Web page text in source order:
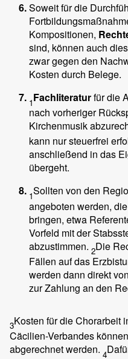
Soweit für die
Kompositionen,
sind, können auch
zwar gegen den
Kosten durch Belege.
1Fachliteraturfür die
nach vorheriger
Kirchenmusik
kann nur steuerfrei
anschließend in das
übergeht.
1Sollten von den
angeboten werden,
bringen, etwa
Vorfeld mit der
abzustimmen. 2Die
Fällen auf das
werden dann direkt
zur Zahlung an den
3Kosten für die Chorarbeit
Cäcilien-Verbandes
abgerechnet werden. 4